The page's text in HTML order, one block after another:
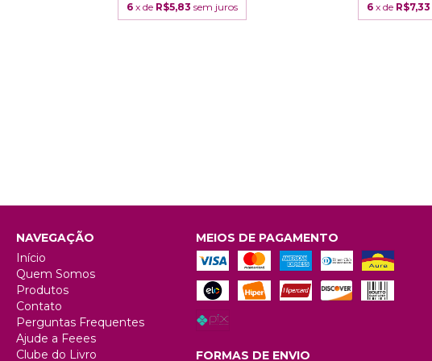
6 x de R$5,83 sem juros 6 x de R$7,33
NAVEGAÇÃO
Início
Quem Somos
Produtos
Contato
Perguntas Frequentes
Ajude a Feees
Clube do Livro
MEIOS DE PAGAMENTO
FORMAS DE ENVIO